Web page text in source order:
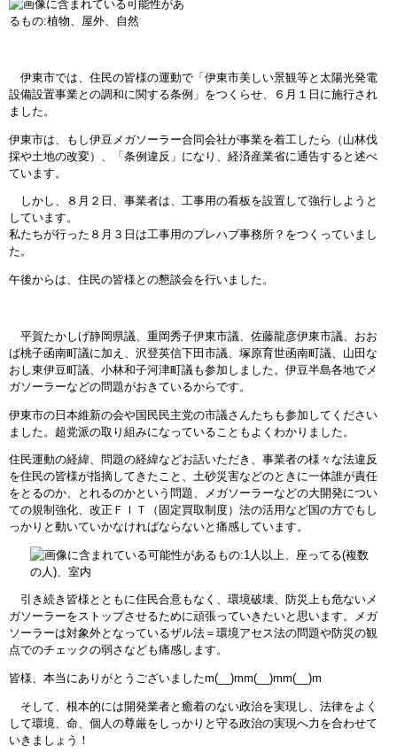
伊東市では、住民の皆様の運動で「伊東市美しい景観等と太陽光発電
設備設置事業との調和に関する条例」をつくらせ、６月１日に施行され
ました。
伊東市は、もし伊豆メガソーラー合同会社が事業を着工したら（山林伐
採や土地の改変）、「条例違反」になり、経済産業省に通告すると述べ
ています。
しかし、８月２日、事業者は、工事用の看板を設置して強行しようと
しています。
私たちが行った８月３日は工事用のプレハブ事務所？をつくっていまし
た。
午後からは、住民の皆様との懇談会を行いました。
平賀たかしげ静岡県議、重岡秀子伊東市議、佐藤龍彦伊東市議、おお
ば桃子函南町議に加え、沢登英信下田市議、塚原育世函南町議、山田な
おし東伊豆町議、小林和子河津町議も参加しました。伊豆半島各地でメ
ガソーラーなどの問題がおきているからです。
伊東市の日本維新の会や国民民主党の市議さんたちも参加してください
ました。超党派の取り組みになっていることもよくわかりました。
住民運動の経緯、問題の経緯などお話いただき、事業者の様々な法違反
を住民の皆様が指摘してきたこと、土砂災害などのときに一体誰が責任
をとるのか、とれるのかという問題、メガソーラーなどの大開発につい
ての規制強化、改正ＦＩＴ（固定買取制度）法の活用など国の方でもし
っかりと動いていかなければならないと痛感しています。
引き続き皆様とともに住民合意もなく、環境破壊、防災上も危ないメ
ガソーラーをストップさせるために頑張っていきたいと思います。メガ
ソーラーは対象外となっているザル法＝環境アセス法の問題や防災の観
点でのチェックの弱さなども痛感します。
皆様、本当にありがとうございましたm(__)mm(__)mm(__)m
そして、根本的には開発業者と癒着のない政治を実現し、法律をよく
して環境、命、個人の尊厳をしっかりと守る政治の実現へ力を合わせて
いきましょう！